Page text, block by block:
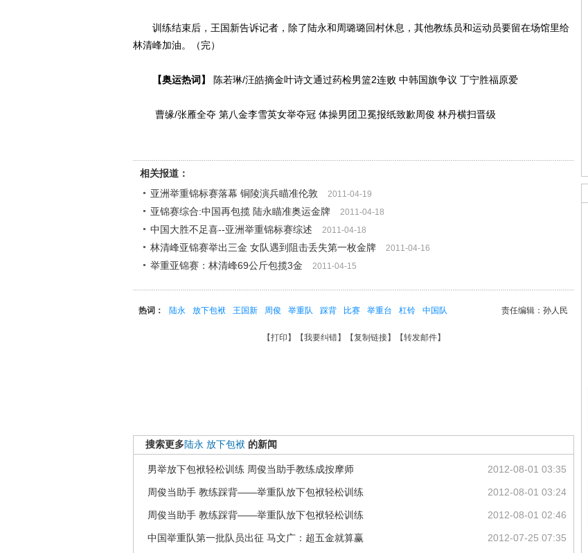
训练结束后，王国新告诉记者，除了陆永和周璐璐回村休息，其他教练员和运动员要留在场馆里给
林清峰加油。（完）
【奥运热词】 陈若琳/汪皓摘金叶诗文通过药检男篮2连败 中韩国旗争议 丁宁胜福原爱
曹缘/张雁全夺 第八金李雪英女举夺冠 体操男团卫冕报纸致歉周俊 林丹横扫晋级
相关报道：
亚洲举重锦标赛落幕 铜陵演兵瞄准伦敦
2011-04-19
亚锦赛综合:中国再包揽 陆永瞄准奥运金牌 2011-04-18
中国大胜不足喜--亚洲举重锦标赛综述 2011-04-18
林清峰亚锦赛举出三金 女队遇到阻击丢失第一枚金牌 2011-04-16
举重亚锦赛：林清峰69公斤包揽3金 2011-04-15
责任编辑：孙人民
热词： 陆永 放下包袱 王国新 周俊 举重队 踩背 比赛 举重台 杠铃 中国队
【打印 】【我要纠错】【复制链接】【转发邮件】
搜索更多陆永 放下包袱 的新闻
2012-08-01 03:35
男举放下包袱轻松训练 周俊当助手教练成按摩师
2012-08-01 03:24
周俊当助手 教练踩背――举重队放下包袱轻松训练
2012-08-01 02:46
周俊当助手 教练踩背——举重队放下包袱轻松训练
2012-07-25 07:35
中国举重队第一批队员出征 马文广：超五金就算赢